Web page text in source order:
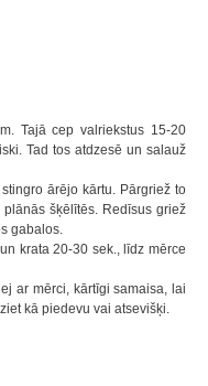
Tajā cep valriekstus 15-20
Tad tos atdzesē un salauž
ārējo kārtu. Pārgriež to
šķēlītēs. Redīsus griež
gabalos.
krata 20-30 sek., līdz mērce
ar mērci, kārtīgi samaisa, lai
kā piedevu vai atsevišķi.